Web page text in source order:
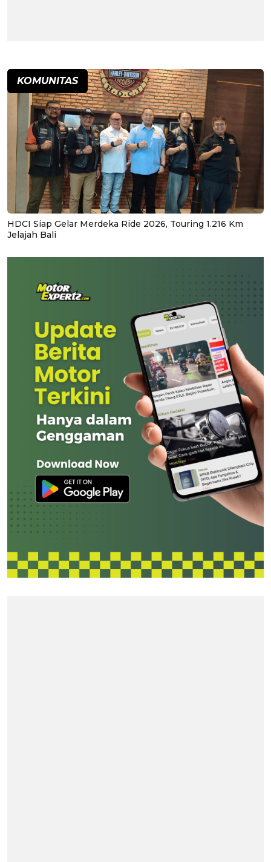
KOMUNITAS
HDCI Siap Gelar Merdeka Ride 2026, Touring 1.216 Km
Jelajah Bali